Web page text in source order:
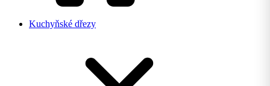
Kuchyňské dřezy